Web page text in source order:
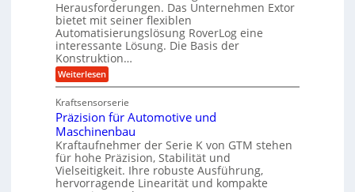
m
V
e
r
g
l
c
h
u
g
e
l
g
e
w
n
d
e
t
U
m
s
a
t
z
n
d
A
u
f
t
r
b
e
i
t
s
l
o
s
e
,
w
Herausforderungen. Das Unternehmen Extor
bietet mit seiner flexiblen
Automatisierungslösung RoverLog eine
interessante Lösung. Die Basis der
Konstruktion…
Weiterlesen:
Z
h
n
s
t
a
n
g
e
Kraftsensorserie
Präzision für Automotive und
Maschinenbau
Kraftaufnehmer der Serie K von GTM stehen
für hohe Präzision, Stabilität und
Vielseitigkeit. Ihre robuste Ausführung,
hervorragende Linearität und kompakte